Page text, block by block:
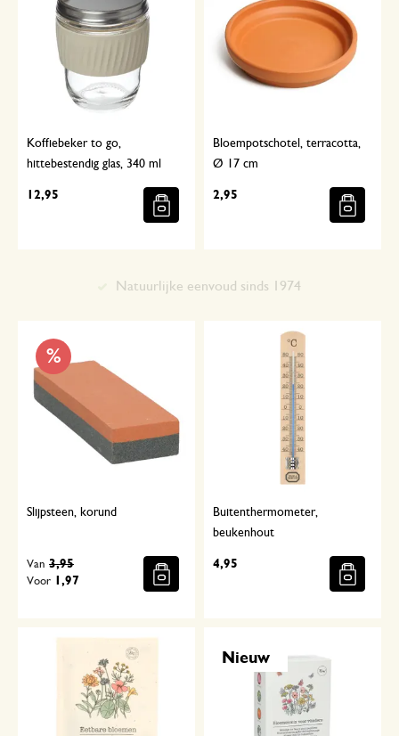
Koffiebeker to go,
hittebestendig glas, 340 ml
12,95
Bloempotschotel, terracotta,
Ø 17 cm
2,95
%
Slijpsteen, korund
Voor 1,97
Van 3,95
Buitenthermometer,
beukenhout
4,95
Nieuw
Met aandacht geselecteerd